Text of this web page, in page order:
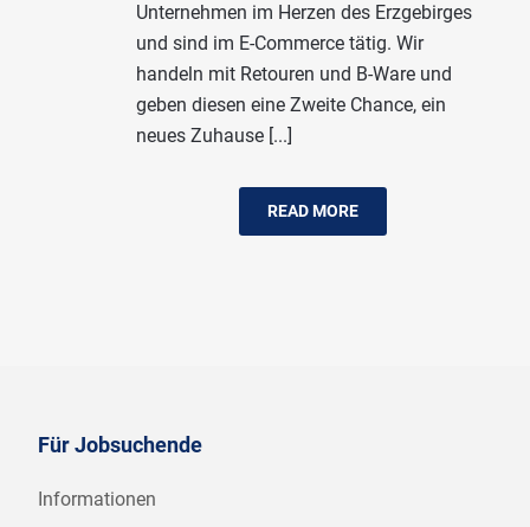
Unternehmen im Herzen des Erzgebirges
und sind im E-Commerce tätig. Wir
handeln mit Retouren und B-Ware und
geben diesen eine Zweite Chance, ein
neues Zuhause [...]
READ MORE
Für Jobsuchende
Informationen